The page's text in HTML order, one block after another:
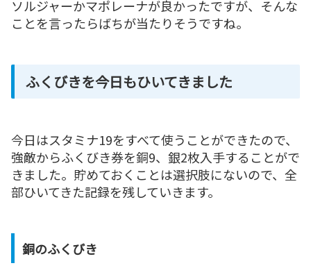
ソルジャーかマポレーナが良かったですが、そんな
ことを言ったらばちが当たりそうですね。
ふくびきを今日もひいてきました
今日はスタミナ19をすべて使うことができたので、
強敵からふくびき券を銅9、銀2枚入手することがで
きました。貯めておくことは選択肢にないので、全
部ひいてきた記録を残していきます。
銅のふくびき